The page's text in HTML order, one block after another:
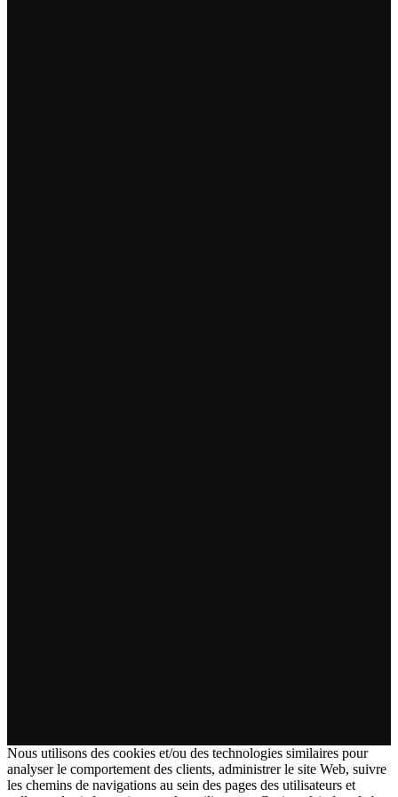
Nous utilisons des cookies et/ou des technologies similaires pour
analyser le comportement des clients, administrer le site Web, suivre
les chemins de navigations au sein des pages des utilisateurs et